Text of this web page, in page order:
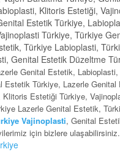
Klitoris Estetiği,
Estetik Türkiye,
Türkiye, Türkiye
Türkiye Labioplasti,
Genital Estetik Düzeltme
Genital Estetik,
Estetik Türkiye, Lazerle Genital
Klitoris Estetiği Türkiye,
Lazerle Genital Estetik,
Vajinoplasti, Genital
için bizlere ulaşabilirsiniz.